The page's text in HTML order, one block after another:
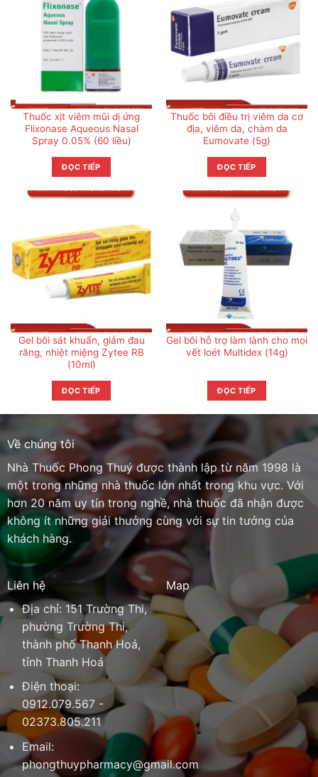
Thuốc xịt viêm mũi dị ứng
Flixonase Aqueous Nasal
Spray 0.05% (60 liều)
ĐỌC TIẾP
Thuốc bôi điều trị viêm da cơ
địa, viêm da, chàm da
Eumovate (5g)
ĐỌC TIẾP
Gel bôi sát khuẩn, giảm đau
răng, nhiệt miệng Zytee RB
(10ml)
ĐỌC TIẾP
Gel bôi hỗ trợ làm lành cho mọi
vết loét Multidex (14g)
ĐỌC TIẾP
Về chúng tôi
Nhà Thuốc Phong Thuý được thành lập từ năm 1998 là
một trong những nhà thuốc lớn nhất trong khu vực. Với
hơn 20 năm uy tín trong nghề, nhà thuốc đã nhận được
không ít những giải thưởng cùng với sự tin tưởng của
khách hàng.
Liên hệ
Địa chỉ: 151 Trường Thi,
phường Trường Thi,
thành phố Thanh Hoá,
tỉnh Thanh Hoá
Điện thoại:
0912.079.567 -
02373.805.211
Email:
phongthuypharmacy@gmail.com
Map